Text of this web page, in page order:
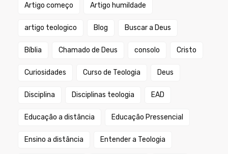
Artigo começo Artigo humildade
artigo teologico Blog Buscar a Deus
Bíblia Chamado de Deus consolo Cristo
Curiosidades Curso de Teologia Deus
Disciplina Disciplinas teologia EAD
Educação a distância Educação Pressencial
Ensino a distância Entender a Teologia